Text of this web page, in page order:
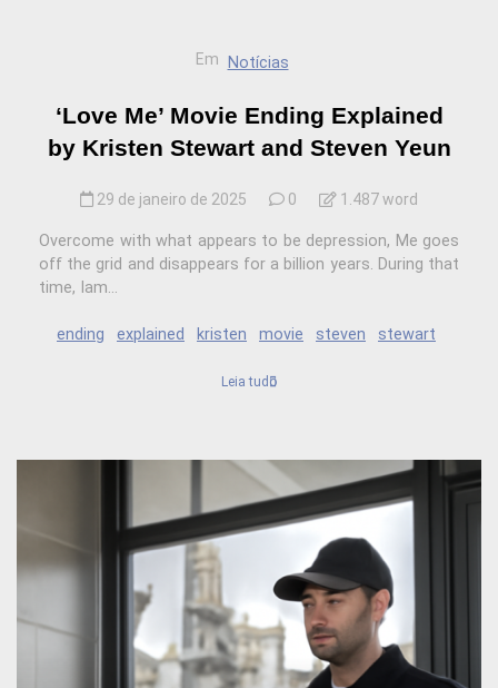
Em Notícias
‘Love Me’ Movie Ending Explained
by Kristen Stewart and Steven Yeun
29 de janeiro de 2025 0 1.487 word
Overcome with what appears to be depression, Me goes
off the grid and disappears for a billion years. During that
time, Iam...
ending explained kristen movie steven stewart
Leia tudo